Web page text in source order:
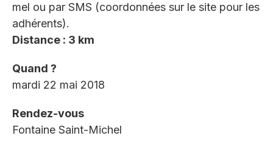
mel ou par SMS (coordonnées sur le site pour les
adhérents).
Distance : 3 km
Quand ?
mardi 22 mai 2018
Rendez-vous
Fontaine Saint-Michel